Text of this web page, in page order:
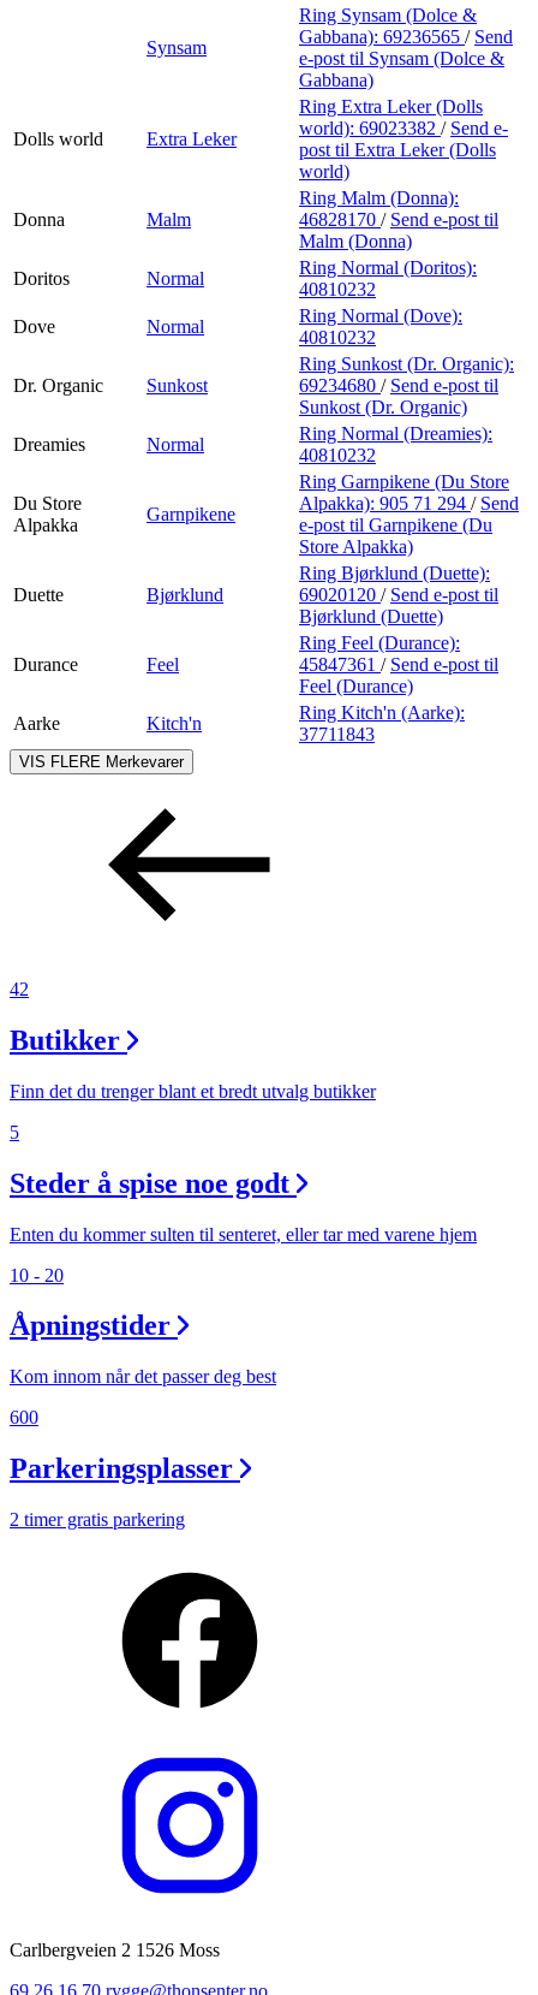
Synsam
Ring Synsam (Dolce &
Gabbana): 69236565 / Send
e-post til Synsam (Dolce &
Gabbana)
Dolls world Extra Leker
Ring Extra Leker (Dolls
world): 69023382 / Send e-
post til Extra Leker (Dolls
world)
Donna Malm
Ring Malm (Donna):
46828170 / Send e-post til
Malm (Donna)
Doritos
Normal
Ring Normal (Doritos):
40810232
Dove
Normal
Ring Normal (Dove):
40810232
Dr. Organic Sunkost
Ring Sunkost (Dr. Organic):
69234680 / Send e-post til
Sunkost (Dr. Organic)
Dreamies
Normal
Ring Normal (Dreamies):
40810232
Du Store
Alpakka
Garnpikene
Ring Garnpikene (Du Store
Alpakka): 905 71 294 / Send
e-post til Garnpikene (Du
Store Alpakka)
Duette Bjørklund
Ring Bjørklund (Duette):
69020120 / Send e-post til
Bjørklund (Duette)
Durance Feel
Ring Feel (Durance):
45847361 / Send e-post til
Feel (Durance)
Aarke
Kitch'n
Ring Kitch'n (Aarke):
37711843
VIS FLERE Merkevarer
42
Butikker
Finn det du trenger blant et bredt utvalg butikker
5
Steder å spise noe godt
Enten du kommer sulten til senteret, eller tar med varene hjem
10 - 20
Åpningstider
Kom innom når det passer deg best
600
Parkeringsplasser
2 timer gratis parkering
Carlbergveien 2 1526 Moss